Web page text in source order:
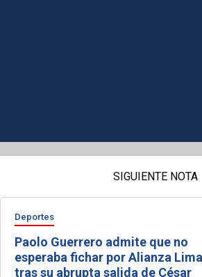
SIGUIENTE NOTA
Deportes
Paolo Guerrero admite que no
esperaba fichar por Alianza Lima
tras su abrupta salida de César